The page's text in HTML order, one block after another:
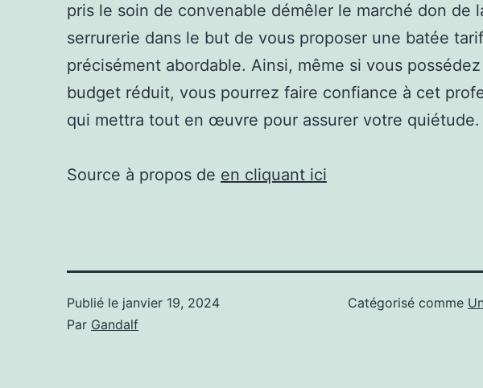
pris le soin de convenable démêler le marché don de
serrurerie dans le but de vous proposer une batée
précisément abordable. Ainsi, même si vous
budget réduit, vous pourrez faire confiance à cet
qui mettra tout en œuvre pour assurer votre quiétude.
Source à propos de en cliquant ici
Publié le janvier 19, 2024
Par Gandalf
Catégorisé comme